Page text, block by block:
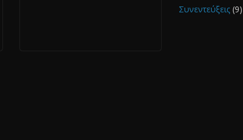
Συνεντεύξεις (9)